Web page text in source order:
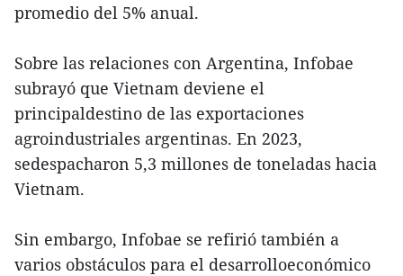
promedio del 5% anual.
Sobre las relaciones con Argentina, Infobae
subrayó que Vietnam deviene el
principaldestino de las exportaciones
agroindustriales argentinas. En 2023,
sedespacharon 5,3 millones de toneladas hacia
Vietnam.
Sin embargo, Infobae se refirió también a
varios obstáculos para el desarrolloeconómico